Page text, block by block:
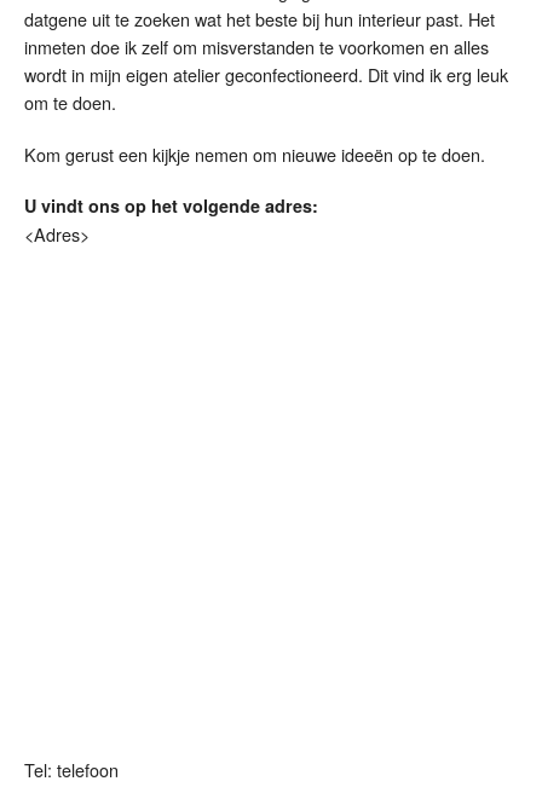
datgene uit te zoeken wat het beste bij hun interieur past. Het
inmeten doe ik zelf om misverstanden te voorkomen en alles
wordt in mijn eigen atelier geconfectioneerd. Dit vind ik erg leuk
om te doen.
Kom gerust een kijkje nemen om nieuwe ideeën op te doen.
U vindt ons op het volgende adres:
<Adres>
Tel: telefoon